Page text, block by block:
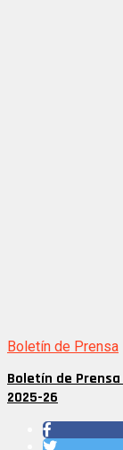
Boletín de Prensa
Boletín de Prensa
2025-26